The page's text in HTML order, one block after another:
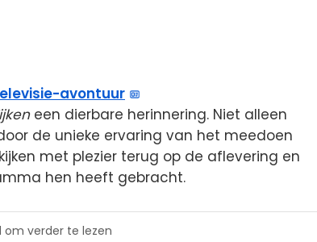
avontuur
een dierbare herinnering. Niet alleen
de unieke ervaring van het meedoen
met plezier terug op de aflevering en
hen heeft gebracht.
om verder te lezen